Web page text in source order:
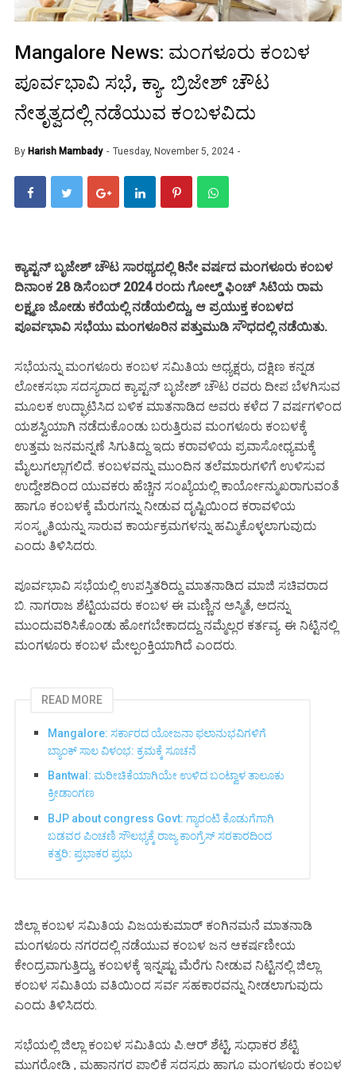
Mangalore News: ಮಂಗಳೂರು ಕಂಬಳ
ಪೂರ್ವಭಾವಿ ಸಭೆ, ಕ್ಯಾ. ಬ್ರಿಜೇಶ್ ಚೌಟ
ನೇತೃತ್ವದಲ್ಲಿ ನಡೆಯುವ ಕಂಬಳವಿದು
By Harish Mambady Tuesday, November 5, 2024
ಕ್ಯಾಪ್ಟನ್ ಬೃಜೇಶ್ ಚೌಟ ಸಾರಥ್ಯದಲ್ಲಿ 8ನೇ ವರ್ಷದ ಮಂಗಳೂರು ಕಂಬಳ
ದಿನಾಂಕ 28 ಡಿಸೆಂಬರ್ 2024 ರಂದು ಗೋಲ್ಡ್ ಫಿಂಚ್ ಸಿಟಿಯ ರಾಮ
ಲಕ್ಷ್ಮಣ ಜೋಡು ಕರೆಯಲ್ಲಿ ನಡೆಯಲಿದ್ದು, ಆ ಪ್ರಯುಕ್ತ ಕಂಬಳದ
ಪೂರ್ವಭಾವಿ ಸಭೆಯು ಮಂಗಳೂರಿನ ಪತ್ತುಮುಡಿ ಸೌಧದಲ್ಲಿ ನಡೆಯಿತು.
ಸಭೆಯನ್ನು ಮಂಗಳೂರು ಕಂಬಳ ಸಮಿತಿಯ ಅಧ್ಯಕ್ಷರು, ದಕ್ಷಿಣ ಕನ್ನಡ
ಲೋಕಸಭಾ ಸದಸ್ಯರಾದ ಕ್ಯಾಪ್ಟನ್ ಬೃಜೇಶ್ ಚೌಟ ರವರು ದೀಪ ಬೆಳಗಿಸುವ
ಮೂಲಕ ಉದ್ಘಾಟಿಸಿದ ಬಳಿಕ ಮಾತನಾಡಿದ ಅವರು ಕಳೆದ 7 ವರ್ಷಗಳಿಂದ
ಯಶಸ್ವಿಯಾಗಿ ನಡೆದುಕೊಂಡು ಬರುತ್ತಿರುವ ಮಂಗಳೂರು ಕಂಬಳಕ್ಕೆ
ಉತ್ತಮ ಜನಮನ್ನಣೆ ಸಿಗುತಿದ್ದು ಇದು ಕರಾವಳಿಯ ಪ್ರವಾಸೋಧ್ಯಮಕ್ಕೆ
ಮೈಲುಗಲ್ಲಾಗಲಿದೆ. ಕಂಬಳವನ್ನು ಮುಂದಿನ ತಲೆಮಾರುಗಳಿಗೆ ಉಳಿಸುವ
ಉದ್ದೇಶದಿಂದ ಯುವಕರು ಹೆಚ್ಚಿನ ಸಂಖ್ಯೆಯಲ್ಲಿ ಕಾರ್ಯೋನ್ಮುಖರಾಗುವಂತೆ
ಹಾಗೂ ಕಂಬಳಕ್ಕೆ ಮೆರುಗನ್ನು ನೀಡುವ ದೃಷ್ಟಿಯಿಂದ ಕರಾವಳಿಯ
ಸಂಸ್ಕೃತಿಯನ್ನು ಸಾರುವ ಕಾರ್ಯಕ್ರಮಗಳನ್ನು ಹಮ್ಮಿಕೊಳ್ಳಲಾಗುವುದು
ಎಂದು ತಿಳಿಸಿದರು.
ಪೂರ್ವಭಾವಿ ಸಭೆಯಲ್ಲಿ ಉಪಸ್ತಿತರಿದ್ದು ಮಾತನಾಡಿದ ಮಾಜಿ ಸಚಿವರಾದ
ಬಿ. ನಾಗರಾಜ ಶೆಟ್ಟಿಯವರು ಕಂಬಳ ಈ ಮಣ್ಣಿನ ಅಸ್ಮಿತೆ, ಅದನ್ನು
ಮುಂದುವರಿಸಿಕೊಂಡು ಹೋಗಬೇಕಾದದ್ದು ನಮ್ಮೆಲ್ಲರ ಕರ್ತವ್ಯ. ಈ ನಿಟ್ಟಿನಲ್ಲಿ
ಮಂಗಳೂರು ಕಂಬಳ ಮೇಲ್ಪಂಕ್ತಿಯಾಗಿದೆ ಎಂದರು.
READ MORE
Mangalore: ಸರ್ಕಾರದ ಯೋಜನಾ ಫಲಾನುಭವಿಗಳಿಗೆ
ಬ್ಯಾಂಕ್ ಸಾಲ ವಿಳಂಭ: ಕ್ರಮಕ್ಕೆ ಸೂಚನೆ
Bantwal: ಮರೀಚಿಕೆಯಾಗಿಯೇ ಉಳಿದ ಬಂಟ್ವಾಳ ತಾಲೂಕು
ಕ್ರೀಡಾಂಗಣ
BJP about congress Govt: ಗ್ಯಾರಂಟಿ ಕೊಡುಗೆಗಾಗಿ
ಬಡವರ ಪಿಂಚಣಿ ಸೌಲಭ್ಯಕ್ಕೆ ರಾಜ್ಯ ಕಾಂಗ್ರೆಸ್ ಸರಕಾರದಿಂದ
ಕತ್ತರಿ: ಪ್ರಭಾಕರ ಪ್ರಭು
ಜಿಲ್ಲಾ ಕಂಬಳ ಸಮಿತಿಯ ವಿಜಯಕುಮಾರ್ ಕಂಗಿನಮನೆ ಮಾತನಾಡಿ
ಮಂಗಳೂರು ನಗರದಲ್ಲಿ ನಡೆಯುವ ಕಂಬಳ ಜನ ಆಕರ್ಷಣೀಯ
ಕೇಂದ್ರವಾಗುತ್ತಿದ್ದು, ಕಂಬಳಕ್ಕೆ ಇನ್ನಷ್ಟು ಮೆರೆಗು ನೀಡುವ ನಿಟ್ಟಿನಲ್ಲಿ ಜಿಲ್ಲಾ
ಕಂಬಳ ಸಮಿತಿಯ ವತಿಯಿಂದ ಸರ್ವ ಸಹಕಾರವನ್ನು ನೀಡಲಾಗುವುದು
ಎಂದು ತಿಳಿಸಿದರು.
ಸಭೆಯಲ್ಲಿ ಜಿಲ್ಲಾ ಕಂಬಳ ಸಮಿತಿಯ ಪಿ.ಆರ್ ಶೆಟ್ಟಿ, ಸುಧಾಕರ ಶೆಟ್ಟಿ
ಮುಗರೋಡಿ , ಮಹಾನಗರ ಪಾಲಿಕೆ ಸದಸ್ಯರು ಹಾಗೂ ಮಂಗಳೂರು ಕಂಬಳ